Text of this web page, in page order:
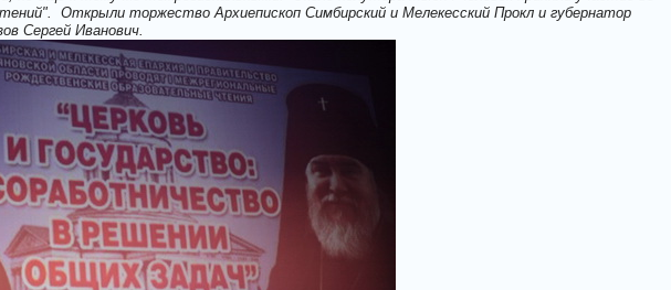
Открыли торжество Архиепископ Симбирский и Мелекесский Прокл и губернатор
Сергей Иванович.